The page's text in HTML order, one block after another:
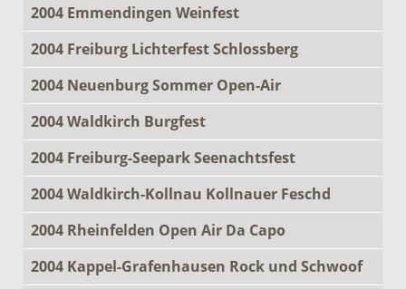
2004 Emmendingen Weinfest
2004 Freiburg Lichterfest Schlossberg
2004 Neuenburg Sommer Open-Air
2004 Waldkirch Burgfest
2004 Freiburg-Seepark Seenachtsfest
2004 Waldkirch-Kollnau Kollnauer Feschd
2004 Rheinfelden Open Air Da Capo
2004 Kappel-Grafenhausen Rock und Schwoof